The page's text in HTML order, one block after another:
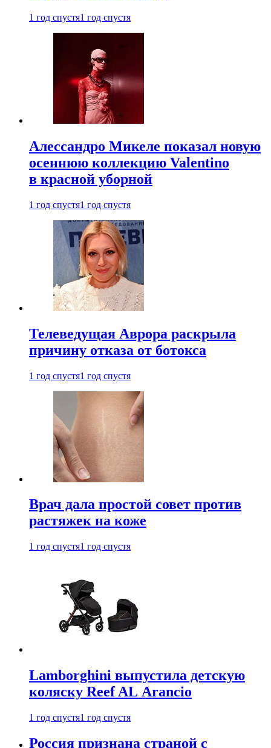
1 год спустя1 год спустя
Алессандро Микеле показал новую
осеннюю коллекцию Valentino
в красной уборной
1 год спустя1 год спустя
Телеведущая Аврора раскрыла
причину отказа от ботокса
1 год спустя1 год спустя
Врач дала простой совет против
растяжек на коже
1 год спустя1 год спустя
Lamborghini выпустила детскую
коляску Reef AL Arancio
1 год спустя1 год спустя
Россия признана страной с